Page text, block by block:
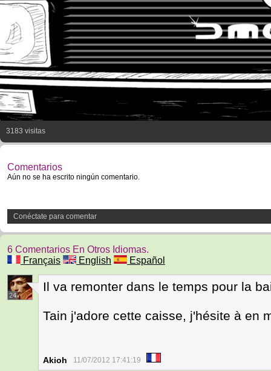
3183 visitas
Comentarios
Aún no se ha escrito ningún comentario.
Conéctate para comentar
6 Comentarios En Otros Idiomas.
Français
English Español
24
Il va remonter dans le temps pour la
Tain j'adore cette caisse, j'hésite à en
Akioh 11/07/2012 17:41:19